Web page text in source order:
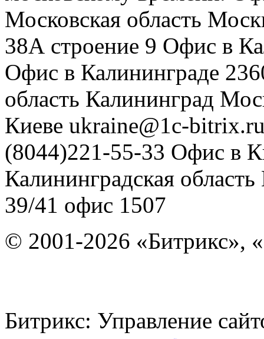
Московская область
38А строение 9 Офис в
Офис в Калининграде
область Калининград
Киеве ukraine@1c-
(8044)221-55-33 Офис в
Калининградская область
39/41 офис 1507
© 2001-2026 «Битрикс»,
Битрикс: Управление